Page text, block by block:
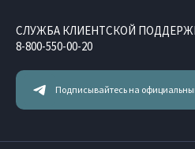
Подписывайтесь на
СЛУЖБА КЛИЕНТСКОЙ
8-800-550-00-20